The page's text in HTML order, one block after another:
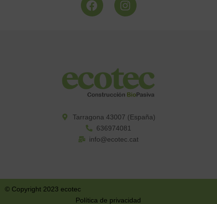
Tarragona 43007 (España)​
636974081
info@ecotec.cat
©️ Copyright 2023 ecotec
Política de privacidad